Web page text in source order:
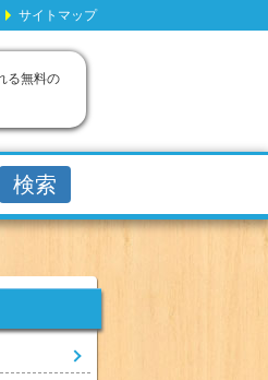
る無料の
サイトマップ